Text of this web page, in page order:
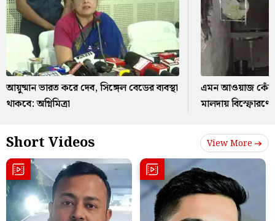
আয়ুষ্মান ভারত করে দেব, সিঙ্গেল বেডের ব্যবস্থা
থাকবে: অগ্নিমিত্রা
এমন আওয়াজ
মালদায়
Short Videos View More